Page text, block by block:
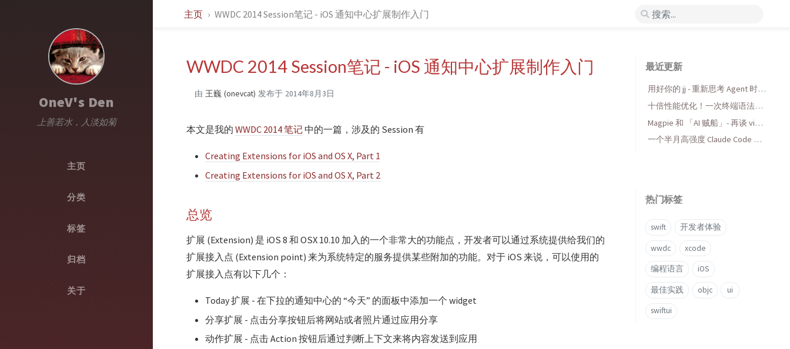
OneV's Den
上善若水，人淡如菊
主页
分类
标签
归档
关于
主页 WWDC 2014 Session笔记 - iOS 通知中心扩展制作入门
WWDC 2014 Session笔记 - iOS 通知中心扩展制作入门
由 王巍 (onevcat) 发布于 2014年8月3日
本文是我的 WWDC 2014 笔记中的一篇，涉及的 Session 有
Creating Extensions for iOS and OS X, Part 1
Creating Extensions for iOS and OS X, Part 2
总览
扩展 (Extension) 是 iOS 8 和 OSX 10.10 加入的一个非常大的功能点，开发者可以通过系统提供给我们的
扩展接入点 (Extension point) 来为系统特定的服务提供某些附加的功能。对于 iOS 来说，可以使用的
扩展接入点有以下几个：
Today 扩展 - 在下拉的通知中心的 “今天” 的面板中添加一个 widget
分享扩展 - 点击分享按钮后将网站或者照片通过应用分享
动作扩展 - 点击 Action 按钮后通过判断上下文来将内容发送到应用
最近更新
用好你的 jj - 重新思考 Agent 时代
的版本控制
十倍性能优化！一次终端语法高
亮库的 AI 折腾与收获
Magpie 和 「AI 贼船」- 再谈 vibe
coding，当代码变得廉价时...
一个半月高强度 Claude Code 使
热门标签
swift 开发者体验
wwdc xcode
编程语言 iOS
最佳实践 objc ui
swiftui